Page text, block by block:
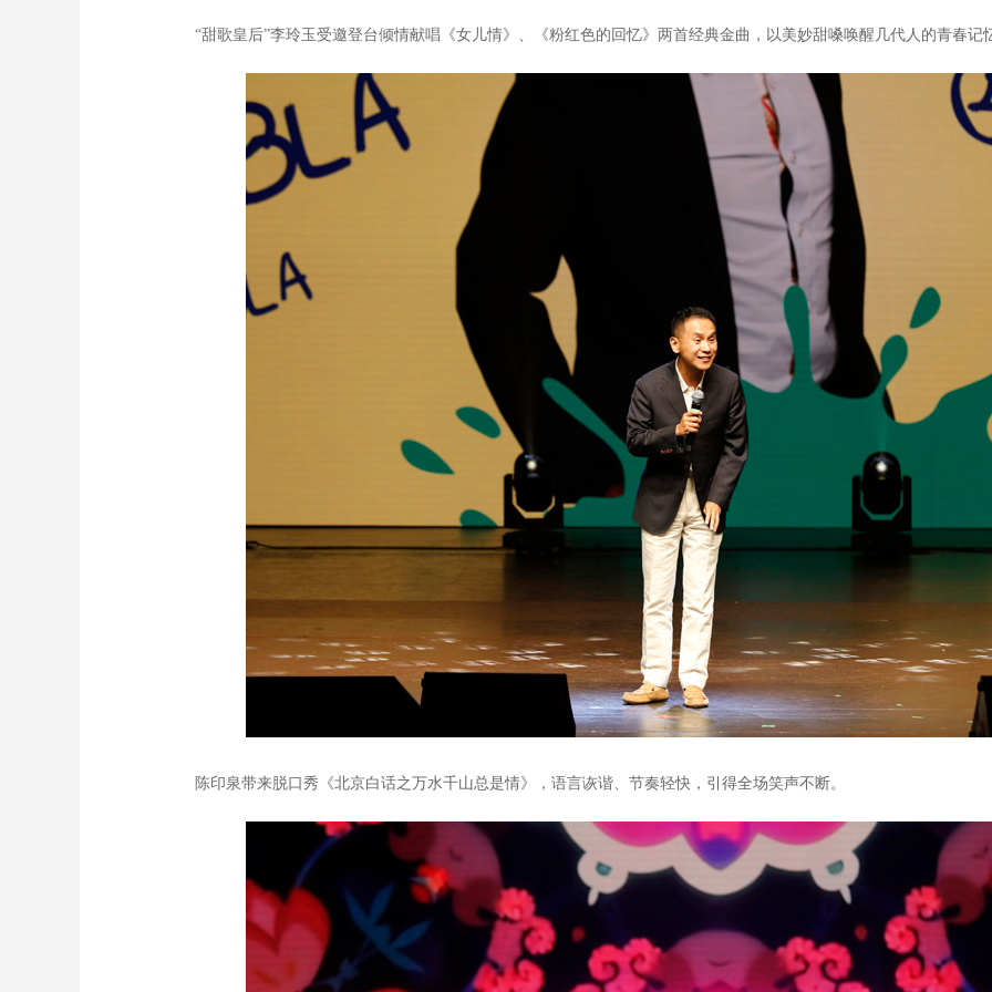
“甜歌皇后”李玲玉受邀登台倾情献唱《女儿情》、《粉红色的回忆》两首经典金曲，以美妙甜嗓唤醒几代人的青春记
陈印泉带来脱口秀《北京白话之万水千山总是情》，语言诙谐、节奏轻快，引得全场笑声不断。